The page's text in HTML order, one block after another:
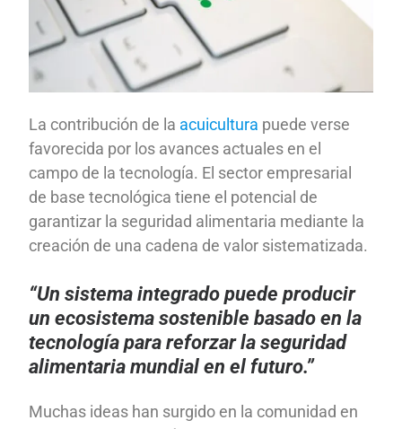
La contribución de la acuicultura puede verse
favorecida por los avances actuales en el
campo de la tecnología. El sector empresarial
de base tecnológica tiene el potencial de
garantizar la seguridad alimentaria mediante la
creación de una cadena de valor sistematizada.
“Un sistema integrado puede producir
un ecosistema sostenible basado en la
tecnología para reforzar la seguridad
alimentaria mundial en el futuro.”
Muchas ideas han surgido en la comunidad en